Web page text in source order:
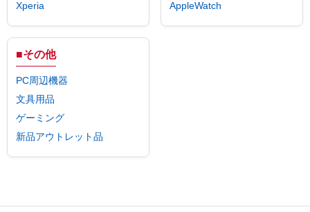
Xperia
AppleWatch
■その他
PC周辺機器
文具用品
ゲーミング
新品アウトレット品